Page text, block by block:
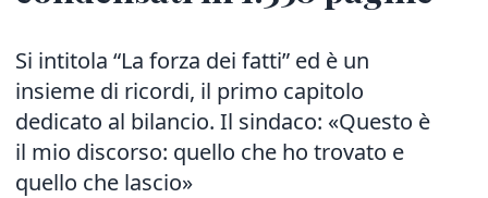
Si intitola “La forza dei fatti” ed è un
insieme di ricordi, il primo capitolo
dedicato al bilancio. Il sindaco: «Questo è
il mio discorso: quello che ho trovato e
quello che lascio»